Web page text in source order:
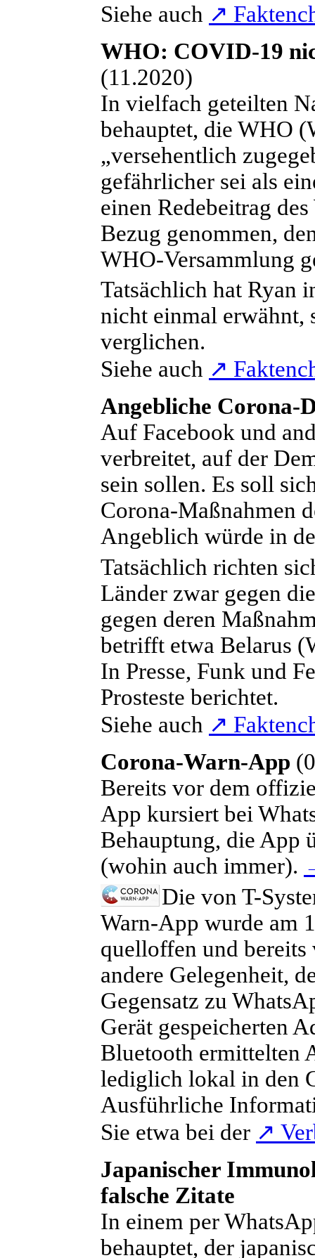
Siehe auch ↗
WHO: COVID-19
(11.2020)
In vielfach geteilten
behauptet, die WHO
„versehentlich
gefährlicher sei als
einen Redebeitrag
Bezug genommen,
WHO-Versammlung
Tatsächlich hat Ryan
nicht einmal erwähnt,
verglichen.
Siehe auch ↗
Angebliche Corona-
Auf Facebook und
verbreitet, auf der
sein sollen. Es soll
Corona-Maßnahmen
Angeblich würde in
Tatsächlich richten
Länder zwar gegen
gegen deren
betrifft etwa Belarus
In Presse, Funk und
Prosteste berichtet.
Siehe auch ↗
Corona-Warn-App
Bereits vor dem
App kursiert bei
Behauptung, die App
(wohin auch immer).
Die von T-
Warn-App wurde am
quelloffen und bereits
andere Gelegenheit,
Gegensatz zu
Gerät gespeicherten
Bluetooth ermittelten
lediglich lokal in den
Ausführliche
Sie etwa bei der ↗
Japanischer
falsche Zitate
In einem per
behauptet, der